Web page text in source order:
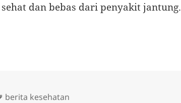
dan bebas dari penyakit jantung.
Tags
berita kesehatan